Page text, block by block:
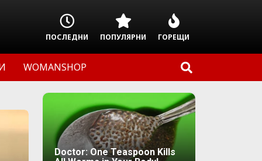
ПОСЛЕДНИ ПОПУЛЯРНИ ГОРЕЩИ
WOMANSHOP
Doctor: One Teaspoon Kills